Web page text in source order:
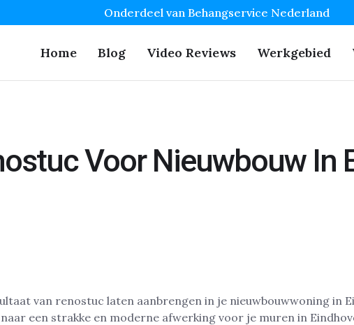
Onderdeel van Behangservice Nederland
Home Blog Video Reviews Werkgebied
Voor Nieuwbouw In
een strakke en moderne afwerking voor je muren in